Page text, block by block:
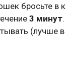
бросьте в
3 минут
(лучше